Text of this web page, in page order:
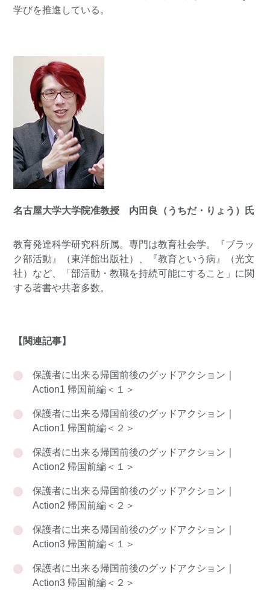
学びを推進している。
名古屋大学大学院准教授 内田良（うちだ・りょう）氏
教育発達科学研究科所属。専門は教育社会学。『ブラッ
ク部活動』（東洋館出版社）、『教育という病』（光文
社）など、「部活動・教職を持続可能にすること」に関
する著書や共著多数。
【関連記事】
保護者に出来る帰国前後のグッドアクション｜
Action1 帰国前編＜１＞
保護者に出来る帰国前後のグッドアクション｜
Action1 帰国前編＜２＞
保護者に出来る帰国前後のグッドアクション｜
Action2 帰国前編＜１＞
保護者に出来る帰国前後のグッドアクション｜
Action2 帰国前編＜２＞
保護者に出来る帰国前後のグッドアクション｜
Action3 帰国前編＜１＞
保護者に出来る帰国前後のグッドアクション｜
Action3 帰国前編＜２＞